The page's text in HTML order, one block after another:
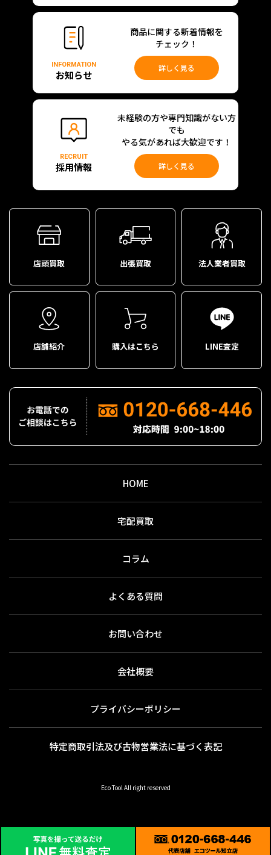
INFORMATION
お知らせ
商品に関する新着情報を
チェック！
詳しく見る
RECRUIT
採用情報
未経験の方や専門知識がない方
でも
やる気があれば大歓迎です！
詳しく見る
店頭買取 出張買取 法人業者買取
店舗紹介 購入はこちら LINE査定
HOME
宅配買取
コラム
よくある質問
お問い合わせ
会社概要
プライバシーポリシー
特定商取引法及び古物営業法に基づく表記
Eco Tool All right reserved